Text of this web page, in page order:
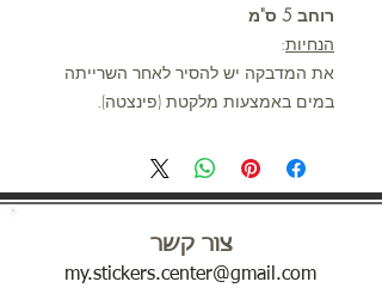
רוחב 5 ס"מ
הנחיות:
את המדבקה יש להסיר לאחר השרייתה
במים באמצעות מלקטת (פינצטה).
צור קשר
my.stickers.center@gmail.com